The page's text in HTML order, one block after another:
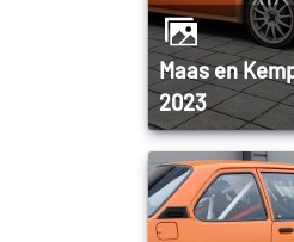
Maas en Kempen rit
2023